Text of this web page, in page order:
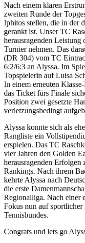
Nach einem klaren
zweiten Runde der
Iphitos stellen, die in der
gerankt ist. Unser TC
herausragenden
Turnier nehmen. Das
(DR 304) vom TC
6:2/6:3 an Alyssa. Im
Topspielerin auf Luisa
In einem erneuten
das Ticket fürs Finale
Position zwei gesetzte
verletzungsbedingt
Alyssa konnte sich als
Rangliste ein
erspielen. Das TC
vier Jahren den Golden
herausragenden Erfolgen
Rankings. Nach ihrem
kehrte Alyssa nach
die erste
Regionalliga. Nach einer
Fokus nun auf sportlicher
Tennisbundes.
Congrats und lets go